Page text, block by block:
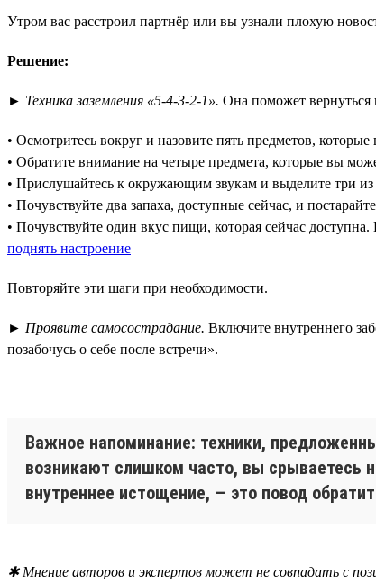
Утром вас расстроил партнёр или вы узнали плохую
Решение:
► Техника заземления «5-4-3-2-1». Она поможет вернуться
• Осмотритесь вокруг и назовите пять предметов,
• Обратите внимание на четыре предмета, которые вы
• Прислушайтесь к окружающим звукам и выделите три
• Почувствуйте два запаха, доступные сейчас, и
• Почувствуйте один вкус пищи, которая сейчас
поднять настроение
Повторяйте эти шаги при необходимости.
► Проявите самосострадание. Включите внутреннего
позабочусь о себе после встречи».
Важное напоминание: техники,
возникают слишком часто, вы срываетесь
внутреннее истощение, — это повод
✱ Мнение авторов и экспертов может не совпадать с